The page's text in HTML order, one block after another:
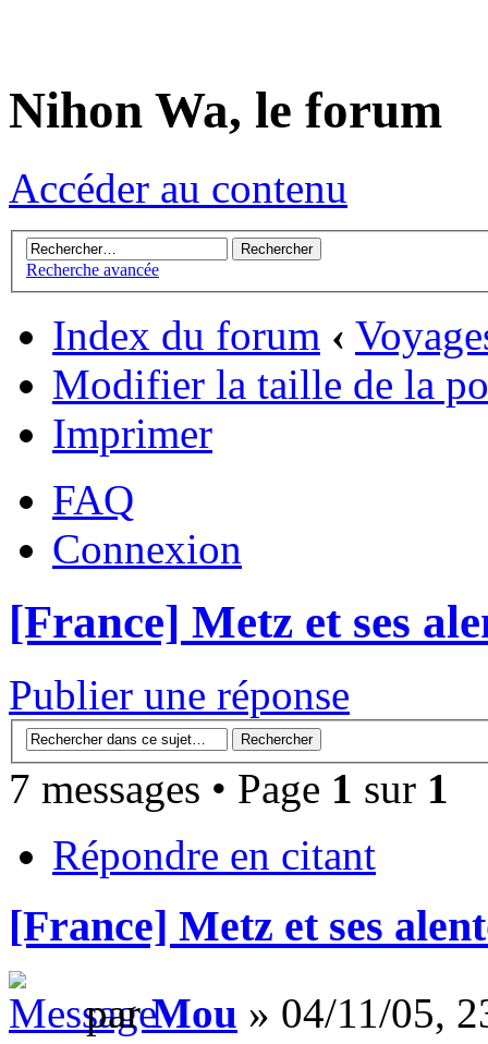
Nihon Wa, le forum
Accéder au contenu
Recherche avancée
Index du forum ‹
Modifier la taille de la
Imprimer
FAQ
Connexion
[France] Metz et ses
Publier une réponse
7 messages • Page 1 sur 1
Répondre en citant
[France] Metz et ses
parMou » 04/11/05,